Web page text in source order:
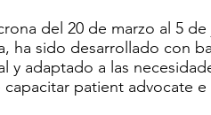
del 20 de marzo al 5
ha sido desarrollado con
adaptado a las
patient advocate e